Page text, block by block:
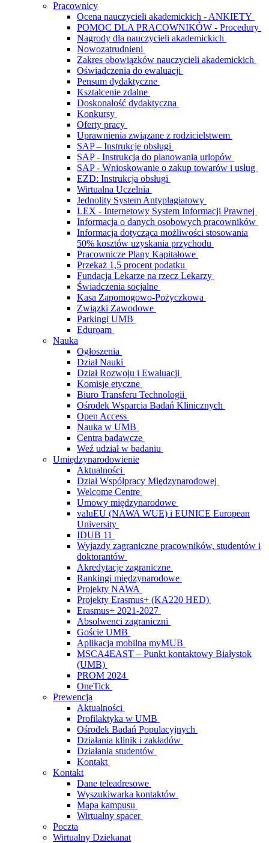
Pracownicy
Ocena nauczycieli akademickich - ANKIETY
POMOC DLA PRACOWNIKÓW - Procedury
Nagrody dla nauczycieli akademickich
Nowozatrudnieni
Zakres obowiązków nauczycieli akademickich
Oświadczenia do ewaluacji
Pensum dydaktyczne
Kształcenie zdalne
Doskonałość dydaktyczna
Konkursy
Oferty pracy
Uprawnienia związane z rodzicielstwem
SAP – Instrukcje obsługi
SAP - Instrukcja do planowania urlopów
SAP - Wnioskowanie o zakup towarów i usług
EZD: Instrukcja obsługi
Wirtualna Uczelnia
Jednolity System Antyplagiatowy
LEX - Internetowy System Informacji Prawnej
Informacja o danych osobowych pracowników
Informacja dotycząca możliwości stosowania
50% kosztów uzyskania przychodu
Pracownicze Plany Kapitałowe
Przekaż 1,5 procent podatku
Fundacja Lekarze na rzecz Lekarzy
Świadczenia socjalne
Kasa Zapomogowo-Pożyczkowa
Związki Zawodowe
Parkingi UMB
Eduroam
Nauka
Ogłoszenia
Dział Nauki
Dział Rozwoju i Ewaluacji
Komisje etyczne
Biuro Transferu Technologii
Ośrodek Wsparcia Badań Klinicznych
Open Access
Nauka w UMB
Centra badawcze
Weź udział w badaniu
Umiędzynarodowienie
Aktualności
Dział Współpracy Międzynarodowej
Welcome Centre
Umowy międzynarodowe
valuEU (NAWA WUE) i EUNICE European
University
IDUB 11
Wyjazdy zagraniczne pracowników, studentów i
doktorantów
Akredytacje zagraniczne
Rankingi międzynarodowe
Projekty NAWA
Projekty Erasmus+ (KA220 HED)
Erasmus+ 2021-2027
Absolwenci zagraniczni
Goście UMB
Aplikacja mobilna myMUB
MSCA4EAST – Punkt kontaktowy Białystok
(UMB)
PROM 2024
OneTick
Prewencja
Aktualności
Profilaktyka w UMB
Ośrodek Badań Populacyjnych
Działania klinik i zakładów
Działania studentów
Kontakt
Kontakt
Dane teleadresowe
Wyszukiwarka kontaktów
Mapa kampusu
Wirtualny spacer
Poczta
Wirtualny Dziekanat